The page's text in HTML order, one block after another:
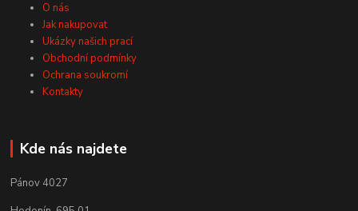
O nás
Jak nakupovat
Ukázky našich prací
Obchodní podmínky
Ochrana soukromí
Kontakty
Kde nás najdete
Pánov 4027